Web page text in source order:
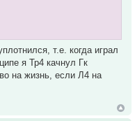
т.е. когда играл
я Тр4 качнул Гк
на жизнь, если Л4 на